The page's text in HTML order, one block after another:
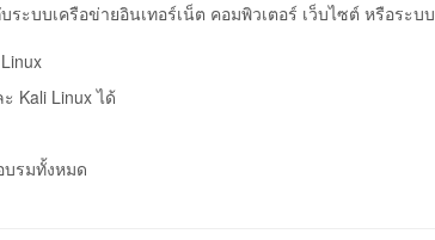
ะบบเครือข่ายอินเทอร์เน็ต คอมพิวเตอร์ เว็บไซต์ หรือระบบ
Kali Linux ได้
บรมทั้งหมด